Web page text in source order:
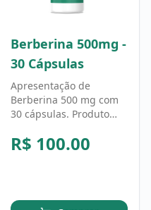
Berberina 500mg -
30 Cápsulas
Apresentação de
Berberina 500 mg com
30 cápsulas. Produto
ajustes devem seguir a
R$ 100.00